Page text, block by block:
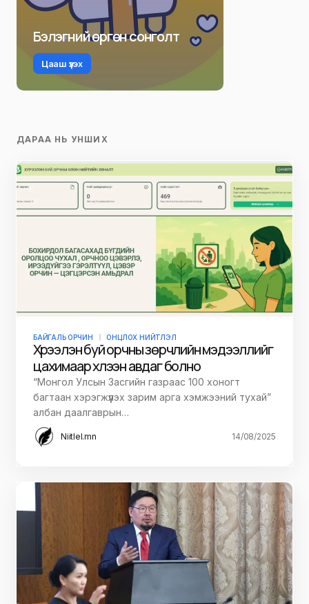
Бэлэгний өргөн сонголт
Цааш үзэх
ДАРАА НЬ УНШИХ
БАЙГАЛЬ ОРЧИН ОНЦЛОХ НИЙТЛЭЛ
Хүрээлэн буй орчны зөрчлийн мэдээллийг
цахимаар хүлээн авдаг болно
“Монгол Улсын Засгийн газраас 100 хоногт
багтаан хэрэгжүүлэх зарим арга хэмжээний тухай”
албан даалгаврын…
Niitlel.mn 14/08/2025